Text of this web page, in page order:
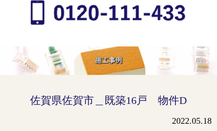
佐賀県佐賀市＿既築16戸 物件D
2022.05.18